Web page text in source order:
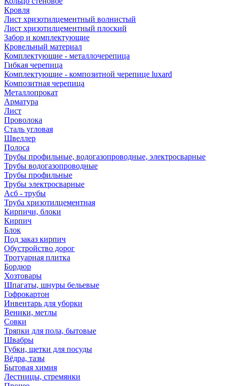
Кровля
Лист хризотилцементный волнистый
Лист хризотилцементный плоский
Забор и комплектующие
Кровельный материал
Комплектующие - металлочерепица
Гибкая черепица
Комплектующие - композитной черепице luxard
Композитная черепица
Металлопрокат
Арматура
Лист
Проволока
Сталь угловая
Швеллер
Полоса
Трубы профильные, водогазопроводные, электросварные
Трубы водогазопроводные
Трубы профильные
Трубы электросварные
Асб - трубы
Труба хризотилцементная
Кирпичи, блоки
Кирпич
Блок
Под заказ кирпич
Обустройство дорог
Тротуарная плитка
Бордюр
Хозтовары
Шпагаты, шнуры бельевые
Гофрокартон
Инвентарь для уборки
Веники, метлы
Совки
Тряпки для пола, бытовые
Швабры
Губки, щетки для посуды
Вёдра, тазы
Бытовая химия
Лестницы, стремянки